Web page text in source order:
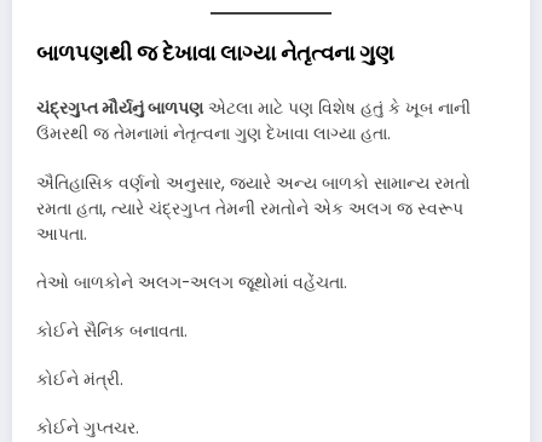
બાળપણથી જ દેખાવા લાગ્યા નેતૃત્વના ગુણ
ચંદ્રગુપ્ત મૌર્યનું બાળપણએટલા માટે પણ વિશેષ હતું કે ખૂબ નાની
ઉંમરથી જ તેમનામાં નેતૃત્વના ગુણ દેખાવા લાગ્યા હતા.
ઐતિહાસિક વર્ણનો અનુસાર, જ્યારે અન્ય બાળકો સામાન્ય રમતો
રમતા હતા, ત્યારે ચંદ્રગુપ્ત તેમની રમતોને એક અલગ જ સ્વરૂપ
આપતા.
તેઓ બાળકોને અલગ-અલગ જૂથોમાં વહેંચતા.
કોઈને સૈનિક બનાવતા.
કોઈને મંત્રી.
કોઈને ગુપ્તચર.